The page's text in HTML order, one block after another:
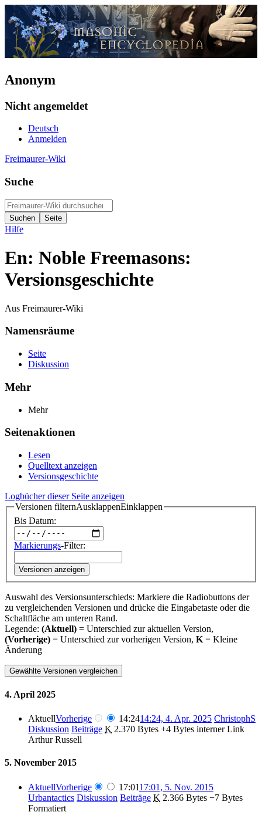
Anonym
Nicht angemeldet
Deutsch
Anmelden
Freimaurer-Wiki
Suche
Hilfe
En: Noble Freemasons:
Versionsgeschichte
Aus Freimaurer-Wiki
Namensräume
Seite
Diskussion
Mehr
Mehr
Seitenaktionen
Lesen
Quelltext anzeigen
Versionsgeschichte
Logbücher dieser Seite anzeigen
Versionen filternAusklappenEinklappen
Bis Datum:
Markierungs-Filter:
Versionen anzeigen
Auswahl des Versionsunterschieds: Markiere die Radiobuttons der
zu vergleichenden Versionen und drücke die Eingabetaste oder die
Schaltfläche am unteren Rand.
Legende: (Aktuell) = Unterschied zur aktuellen Version,
(Vorherige) = Unterschied zur vorherigen Version, K = Kleine
Änderung
4. April 2025
AktuellVorherige 14:2414:24, 4. Apr. 2025 ChristophS
Diskussion Beiträge K 2.370 Bytes +4 Bytes interner Link
Arthur Russell
5. November 2015
AktuellVorherige 17:0117:01, 5. Nov. 2015
Urbantactics Diskussion Beiträge K 2.366 Bytes −7 Bytes
Formatiert